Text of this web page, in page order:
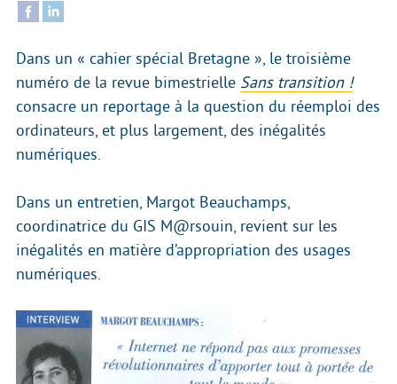
Dans un « cahier spécial Bretagne », le troisième
numéro de la revue bimestrielle Sans transition !
consacre un reportage à la question du réemploi des
ordinateurs, et plus largement, des inégalités
numériques.
Dans un entretien, Margot Beauchamps,
coordinatrice du GIS M@rsouin, revient sur les
inégalités en matière d’appropriation des usages
numériques.